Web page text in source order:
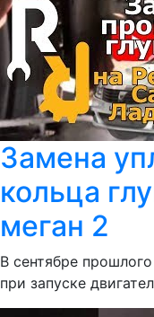
Замена
кольца
меган 2
В сентябре
при запуске